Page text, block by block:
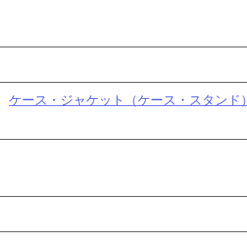
ケース・ジャケット（ケース・スタンド）